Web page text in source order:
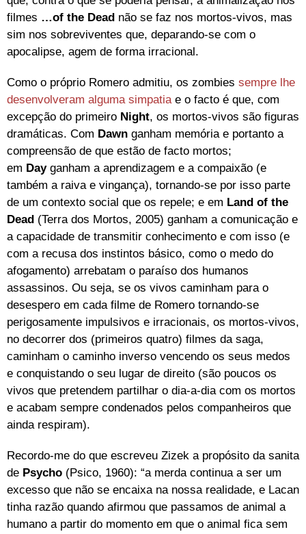
filmes …of the Dead não se faz nos mortos-vivos, mas
sim nos sobreviventes que, deparando-se com o
apocalipse, agem de forma irracional.
Como o próprio Romero admitiu, os zombies sempre lhe
desenvolveram alguma simpatiae o facto é que, com
excepção do primeiro Night, os mortos-vivos são figuras
dramáticas. Com Dawn ganham memória e portanto a
compreensão de que estão de facto mortos;
em Dayganham a aprendizagem e a compaixão (e
também a raiva e vingança), tornando-se por isso parte
de um contexto social que os repele; e em Land of the
Dead (Terra dos Mortos, 2005) ganham a comunicação e
a capacidade de transmitir conhecimento e com isso (e
com a recusa dos instintos básico, como o medo do
afogamento) arrebatam o paraíso dos humanos
assassinos. Ou seja, se os vivos caminham para o
desespero em cada filme de Romero tornando-se
perigosamente impulsivos e irracionais, os mortos-vivos,
no decorrer dos (primeiros quatro) filmes da saga,
caminham o caminho inverso vencendo os seus medos
e conquistando o seu lugar de direito (são poucos os
vivos que pretendem partilhar o dia-a-dia com os mortos
e acabam sempre condenados pelos companheiros que
ainda respiram).
Recordo-me do que escreveu Zizek a propósito da sanita
de Psycho (Psico, 1960): “a merda continua a ser um
excesso que não se encaixa na nossa realidade, e Lacan
tinha razão quando afirmou que passamos de animal a
humano a partir do momento em que o animal fica sem